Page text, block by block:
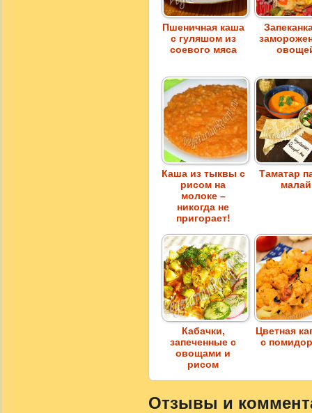
Пшеничная каша
с гуляшом из
соевого мяса
Каша из тыквы с
рисом на
молоке –
никогда не
пригорает!
Таматар
малай
Кабачки,
запеченные с
овощами и
рисом
Цветная
с
Отзывы и